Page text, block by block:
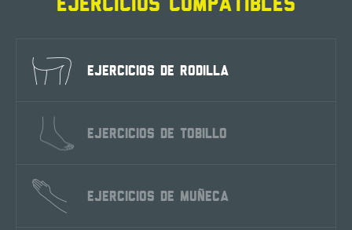
EJERCICIOS DE RODILLA
EJERCICIOS DE TOBILLO
EJERCICIOS DE MUÑECA